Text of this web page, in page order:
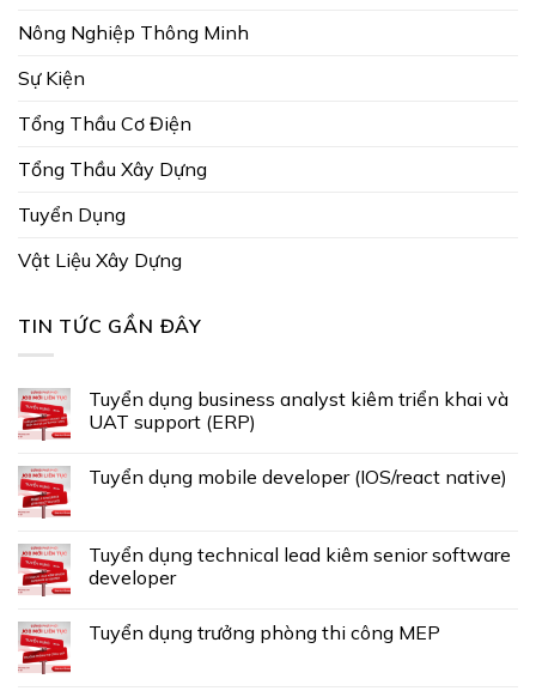
Nông Nghiệp Thông Minh
Sự Kiện
Tổng Thầu Cơ Điện
Tổng Thầu Xây Dựng
Tuyển Dụng
Vật Liệu Xây Dựng
TIN TỨC GẦN ĐÂY
Tuyển dụng business analyst kiêm triển khai và
UAT support (ERP)
Tuyển dụng mobile developer (IOS/react native)
Tuyển dụng technical lead kiêm senior software
developer
Tuyển dụng trưởng phòng thi công MEP